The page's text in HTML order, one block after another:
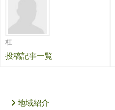
杠
投稿記事一覧
地域紹介